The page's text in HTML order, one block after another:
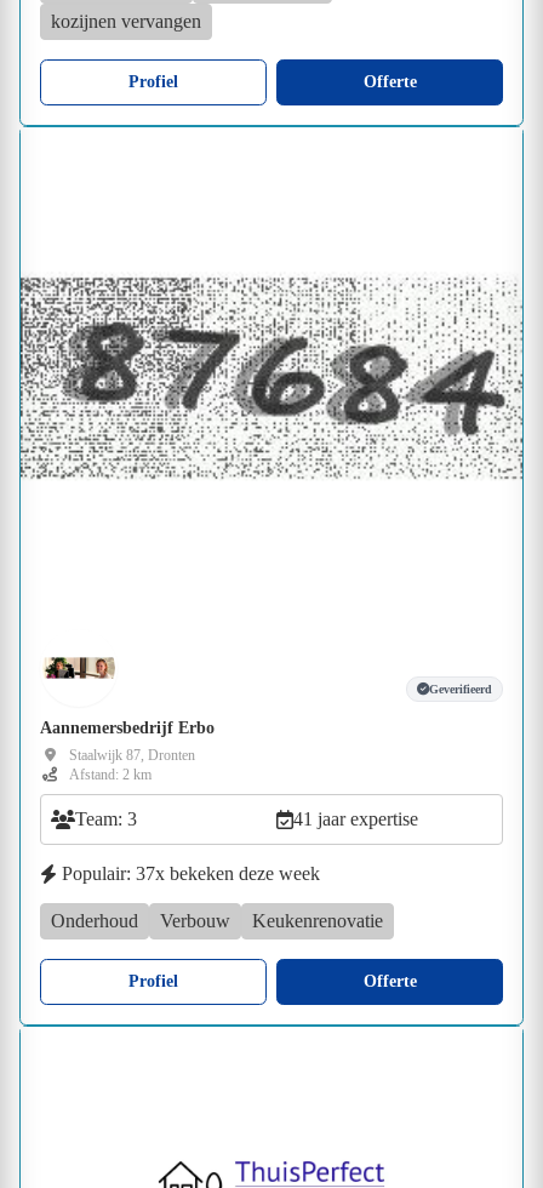
kozijnen vervangen
Profiel Offerte
Geverifieerd
Aannemersbedrijf Erbo
Staalwijk 87, Dronten
Afstand: 2 km
Team: 3 41 jaar expertise
Populair: 37x bekeken deze week
Onderhoud Verbouw Keukenrenovatie
Profiel Offerte